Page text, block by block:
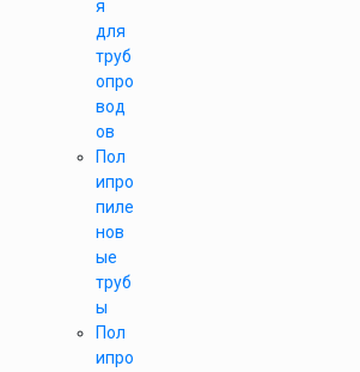
я
для
труб
опро
вод
ов
Пол
ипро
пиле
нов
ые
труб
ы
Пол
ипро